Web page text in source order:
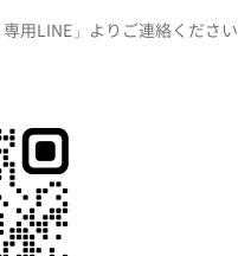
用LINE」よりご連絡ください